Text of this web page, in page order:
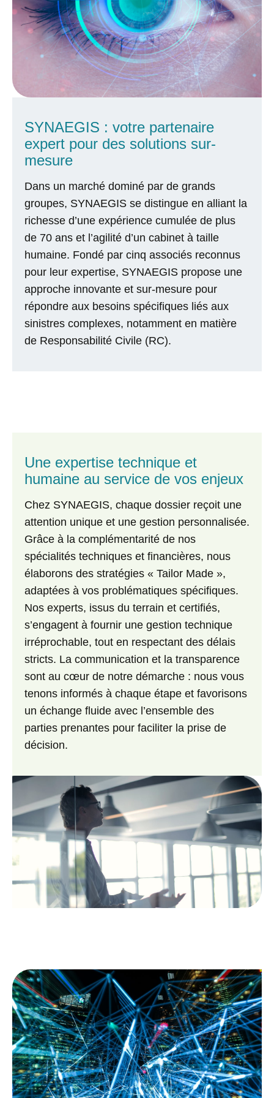
SYNAEGIS : votre partenaire
expert pour des solutions sur-
mesure
Dans un marché dominé par de grands
groupes, SYNAEGIS se distingue en alliant la
richesse d’une expérience cumulée de plus
de 70 ans et l’agilité d’un cabinet à taille
humaine. Fondé par cinq associés reconnus
pour leur expertise, SYNAEGIS propose une
approche innovante et sur-mesure pour
répondre aux besoins spécifiques liés aux
sinistres complexes, notamment en matière
de Responsabilité Civile (RC).
Une expertise technique et
humaine au service de vos enjeux
Chez SYNAEGIS, chaque dossier reçoit une
attention unique et une gestion personnalisée.
Grâce à la complémentarité de nos
spécialités techniques et financières, nous
élaborons des stratégies « Tailor Made »,
adaptées à vos problématiques spécifiques.
Nos experts, issus du terrain et certifiés,
s’engagent à fournir une gestion technique
irréprochable, tout en respectant des délais
stricts. La communication et la transparence
sont au cœur de notre démarche : nous vous
tenons informés à chaque étape et favorisons
un échange fluide avec l’ensemble des
parties prenantes pour faciliter la prise de
décision.
équipe
Domaines
d’expertise